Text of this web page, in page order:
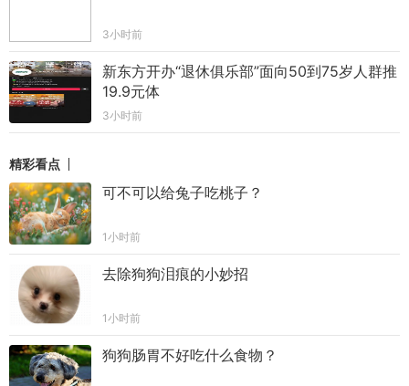
3小时前
新东方开办“退休俱乐部”面向50到75岁人群推
19.9元体
3小时前
精彩看点
可不可以给兔子吃桃子？
1小时前
去除狗狗泪痕的小妙招
1小时前
狗狗肠胃不好吃什么食物？